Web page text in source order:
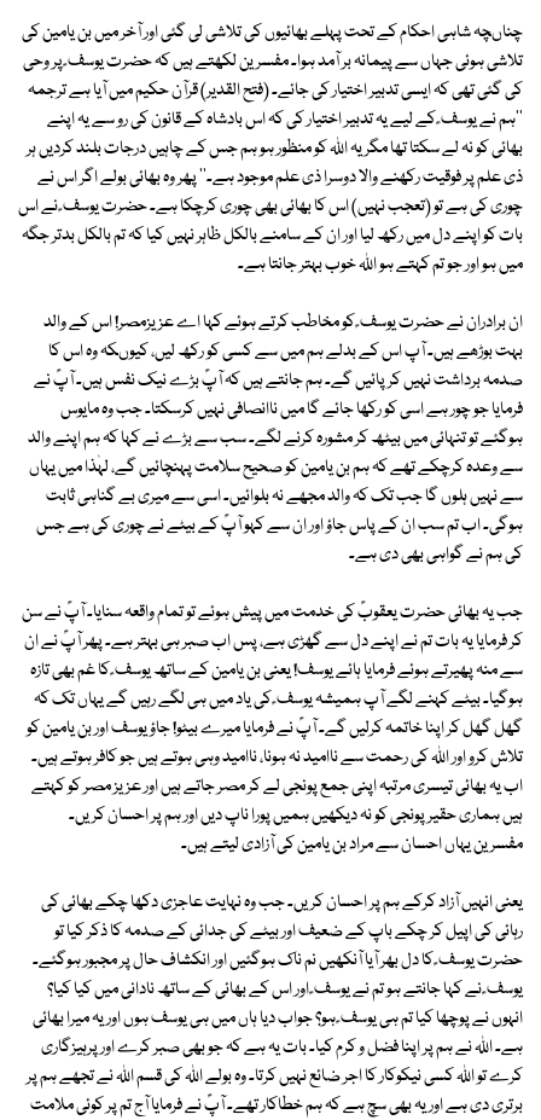
چناںچہ شاہی احکام کے تحت پہلے بھائیوں کی تلاشی لی گئی اور آخر میں بن یامین کی
تلاشی ہوئی جہاں سے پیمانہ بر آمد ہوا۔ مفسرین لکھتے ہیں کہ حضرت یوسف ؑ پر وحی
کی گئی تھی کہ ایسی تدبیر اختیار کی جائے۔ (فتح القدیر) قرآن حکیم میں آیا ہے ترجمہ
''ہم نے یوسف ؑ کے لیے یہ تدبیر اختیار کی کہ اس بادشاہ کے قانون کی رو سے یہ اپنے
بھائی کو نہ لے سکتا تھا مگر یہ اللہ کو منظور ہو ہم جس کے چاہیں درجات بلند کردیں ہر
ذی علم پر فوقیت رکھنے والا دوسرا ذی علم موجود ہے۔'' پھر وہ بھائی بولے اگر اس نے
چوری کی ہے تو (تعجب نہیں) اس کا بھائی بھی چوری کرچکا ہے۔ حضرت یوسف ؑ نے اس
بات کو اپنے دل میں رکھ لیا اور ان کے سامنے بالکل ظاہر نہیں کیا کہ تم بالکل بدتر جگہ
میں ہو اور جو تم کہتے ہو اللہ خوب بہتر جانتا ہے۔
ان برادران نے حضرت یوسف ؑ کو مخاطب کرتے ہوئے کہا اے عزیزمصر! اس کے والد
بہت بوڑھے ہیں۔ آپ اس کے بدلے ہم میں سے کسی کو رکھ لیں، کیوںکہ وہ اس کا
صدمہ برداشت نہیں کرپائیں گے۔ ہم جانتے ہیں کہ آپؑ بڑے نیک نفس ہیں۔ آپؑ نے
فرمایا جو چور ہے اسی کو رکھا جائے گا میں ناانصافی نہیں کرسکتا۔ جب وہ مایوس
ہوگئے تو تنہائی میں بیٹھ کر مشورہ کرنے لگے۔ سب سے بڑے نے کہا کہ ہم اپنے والد
سے وعدہ کرچکے تھے کہ ہم بن یامین کو صحیح سلامت پہنچائیں گے، لہٰذا میں یہاں
سے نہیں ہلوں گا جب تک کہ والد مجھے نہ بلوائیں۔ اسی سے میری بے گناہی ثابت
ہوگی۔ اب تم سب ان کے پاس جاؤ اور ان سے کہو آپؑ کے بیٹے نے چوری کی ہے جس
کی ہم نے گواہی بھی دی ہے۔
جب یہ بھائی حضرت یعقوبؑ کی خدمت میں پیش ہوئے تو تمام واقعہ سنایا۔ آپؑ نے سن
کر فرمایا یہ بات تم نے اپنے دل سے گھڑی ہے، پس اب صبر ہی بہتر ہے۔ پھر آپؑ نے ان
سے منہ پھیرتے ہوئے فرمایا ہائے یوسف! یعنی بن یامین کے ساتھ یوسف ؑ کا غم بھی تازہ
ہوگیا۔ بیٹے کہنے لگے آپ ہمیشہ یوسف ؑ کی یاد میں ہی لگے رہیں گے یہاں تک کہ
گھل گھل کر اپنا خاتمہ کرلیں گے۔ آپؑ نے فرمایا میرے بیٹو! جاؤ یوسف اور بن یامین کو
تلاش کرو اور اللہ کی رحمت سے ناامید نہ ہونا، ناامید وہی ہوتے ہیں جو کافر ہوتے ہیں۔
اب یہ بھائی تیسری مرتبہ اپنی جمع پونجی لے کر مصر جاتے ہیں اور عزیز مصر کو کہتے
ہیں ہماری حقیر پونجی کو نہ دیکھیں ہمیں پورا ناپ دیں اور ہم پر احسان کریں۔
مفسرین یہاں احسان سے مراد بن یامین کی آزادی لیتے ہیں۔
یعنی انہیں آزاد کرکے ہم پر احسان کریں۔ جب وہ نہایت عاجزی دکھا چکے بھائی کی
رہائی کی اپیل کر چکے باپ کے ضعیف اور بیٹے کی جدائی کے صدمہ کا ذکر کیا تو
حضرت یوسف ؑ کا دل بھر آیا آنکھیں نم ناک ہوگئیں اور انکشاف حال پر مجبور ہوگئے۔
یوسف ؑ نے کہا جانتے ہو تم نے یوسف ؑ اور اس کے بھائی کے ساتھ نادانی میں کیا کیا؟
انہوں نے پوچھا کیا تم ہی یوسف ؑ ہو؟ جواب دیا ہاں میں ہی یوسف ہوں اور یہ میرا بھائی
ہے۔ اللہ نے ہم پر اپنا فضل و کرم کیا۔ بات یہ ہے کہ جو بھی صبر کرے اور پرہیزگاری
کرے تو اللہ کسی نیکوکار کا اجر ضائع نہیں کرتا۔ وہ بولے اللہ کی قسم اللہ نے تجھے ہم پر
برتری دی ہے اور یہ بھی سچ ہے کہ ہم خطاکار تھے۔ آپؑ نے فرمایا آج تم پر کوئی ملامت